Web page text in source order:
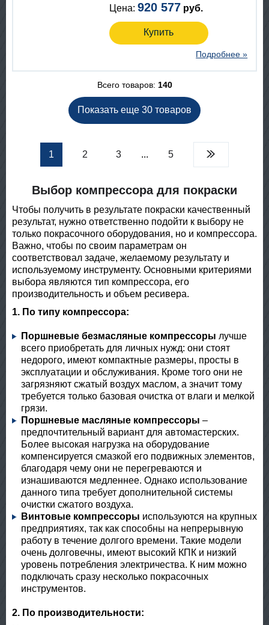
Цена: 920 577 руб.
Купить
Подробнее »
Всего товаров: 140
Показать еще 30 товаров
1 2 3 ... 5
Выбор компрессора для покраски
Чтобы получить в результате покраски качественный
результат, нужно ответственно подойти к выбору не
только покрасочного оборудования, но и компрессора.
Важно, чтобы по своим параметрам он
соответствовал задаче, желаемому результату и
используемому инструменту. Основными критериями
выбора являются тип компрессора, его
производительность и объем ресивера.
1. По типу компрессора:
Поршневые безмасляные компрессоры лучше
всего приобретать для личных нужд: они стоят
недорого, имеют компактные размеры, просты в
эксплуатации и обслуживания. Кроме того они не
загрязняют сжатый воздух маслом, а значит тому
требуется только базовая очистка от влаги и мелкой
грязи.
Поршневые масляные компрессоры –
предпочтительный вариант для автомастерских.
Более высокая нагрузка на оборудование
компенсируется смазкой его подвижных элементов,
благодаря чему они не перегреваются и
изнашиваются медленнее. Однако использование
данного типа требует дополнительной системы
очистки сжатого воздуха.
Винтовые компрессоры используются на крупных
предприятиях, так как способны на непрерывную
работу в течение долгого времени. Такие модели
очень долговечны, имеют высокий КПК и низкий
уровень потребления электричества. К ним можно
подключать сразу несколько покрасочных
инструментов.
2. По производительности: